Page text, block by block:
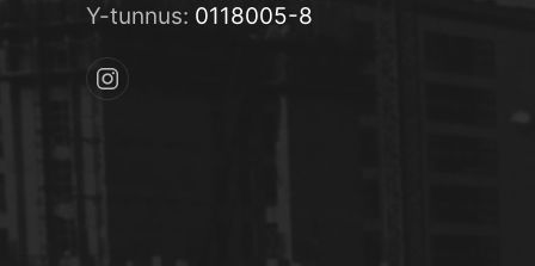
Y-tunnus: 0118005-8